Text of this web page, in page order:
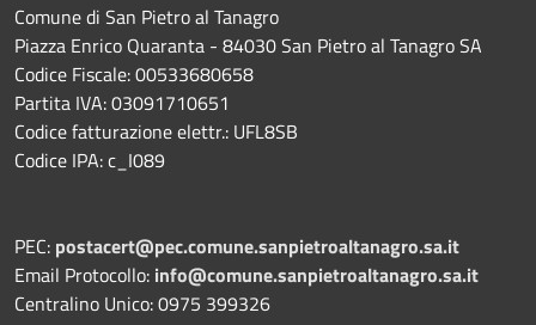
Comune di San Pietro al Tanagro
Piazza Enrico Quaranta - 84030 San Pietro al Tanagro SA
Codice Fiscale: 00533680658
Partita IVA: 03091710651
Codice fatturazione elettr.: UFL8SB
Codice IPA: c_I089
PEC: postacert@pec.comune.sanpietroaltanagro.sa.it
Email Protocollo: info@comune.sanpietroaltanagro.sa.it
Centralino Unico: 0975 399326